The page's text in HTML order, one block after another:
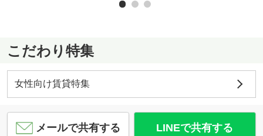
こだわり特集
女性向け賃貸特集
メールで共有する LINEで共有する